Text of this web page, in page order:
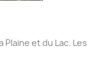
Plaine et du Lac. Les